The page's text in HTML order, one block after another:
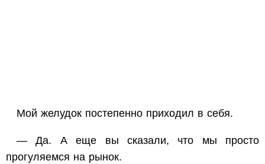
Мой желудок постепенно приходил в себя.
— Да. А еще вы сказали, что мы просто
прогуляемся на рынок.